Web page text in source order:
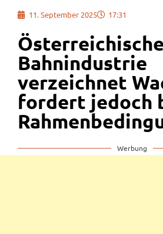
11. September 2025 17:31
Österreichische
Bahnindustrie
verzeichnet
fordert jedoch
Werbung